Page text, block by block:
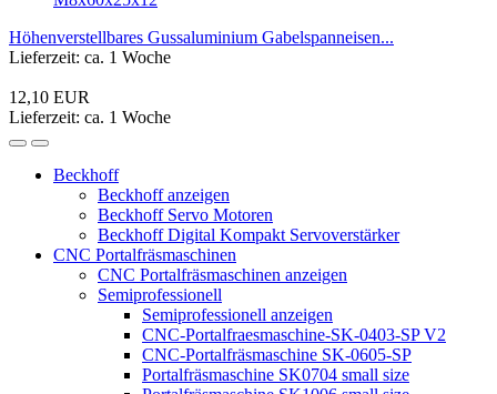
Höhenverstellbares Gussaluminium Gabelspanneisen...
Lieferzeit: ca. 1 Woche
12,10 EUR
Lieferzeit: ca. 1 Woche
Beckhoff
Beckhoff anzeigen
Beckhoff Servo Motoren
Beckhoff Digital Kompakt Servoverstärker
CNC Portalfräsmaschinen
CNC Portalfräsmaschinen anzeigen
Semiprofessionell
Semiprofessionell anzeigen
CNC-Portalfraesmaschine-SK-0403-SP V2
CNC-Portalfräsmaschine SK-0605-SP
Portalfräsmaschine SK0704 small size